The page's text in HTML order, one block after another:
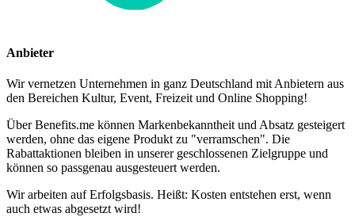
Anbieter
Wir vernetzen Unternehmen in ganz Deutschland mit Anbietern aus
den Bereichen Kultur, Event, Freizeit und Online Shopping!
Über Benefits.me können Markenbekanntheit und Absatz gesteigert
werden, ohne das eigene Produkt zu "verramschen". Die
Rabattaktionen bleiben in unserer geschlossenen Zielgruppe und
können so passgenau ausgesteuert werden.
Wir arbeiten auf Erfolgsbasis. Heißt: Kosten entstehen erst, wenn
auch etwas abgesetzt wird!